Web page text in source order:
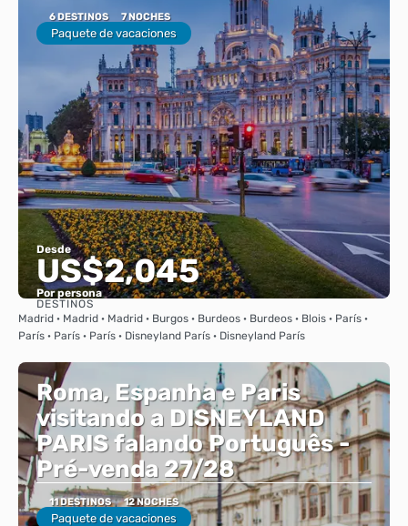
6 DESTINOS 7 NOCHES
Paquete de vacaciones
Desde
US$2,045
Por persona
Ver
DESTINOS
Madrid · Madrid · Madrid · Burgos · Burdeos · Burdeos · Blois · París ·
París · París · París · Disneyland París · Disneyland París
Roma, Espanha e Paris
visitando a DISNEYLAND
PARIS falando Português -
Pré-venda 27/28
11 DESTINOS 12 NOCHES
Paquete de vacaciones